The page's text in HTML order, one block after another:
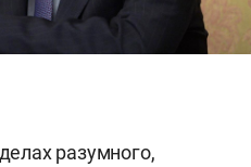
разумного,